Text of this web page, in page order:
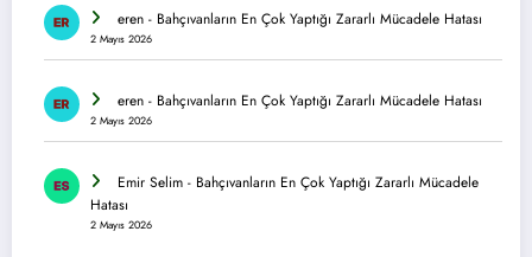
eren - Bahçıvanların En Çok Yaptığı Zararlı Mücadele Hatası
2 Mayıs 2026
eren - Bahçıvanların En Çok Yaptığı Zararlı Mücadele Hatası
2 Mayıs 2026
Emir Selim - Bahçıvanların En Çok Yaptığı Zararlı Mücadele
Hatası
2 Mayıs 2026